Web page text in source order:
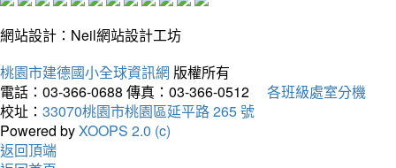
網站設計：Neil網站設計工坊
桃園市建德國小全球資訊網 版權所有
電話：03-366-0688 傳真：03-366-0512
各班級處室分機
校址： 33070桃園市桃園區延平路 265 號
Powered byXOOPS 2.0 (c)
返回頂端